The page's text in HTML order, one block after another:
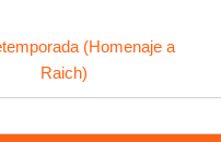
(Homenaje a
Raich)